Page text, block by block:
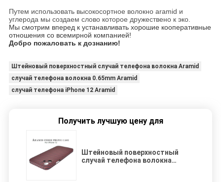
Путем использовать высокосортное волокно aramid и
углерода мы создаем слово которое дружествено к эко.
Мы смотрим вперед к устанавливать хорошие кооперативные
отношения со всемирной компанией!
Добро пожаловать к дознанию!
Штейновый поверхностный случай телефона волокна Aramid
случай телефона волокна 0.65mm Aramid
случай телефона iPhone 12 Aramid
Получить лучшую цену для
Штейновый поверхностный
случай телефона волокна